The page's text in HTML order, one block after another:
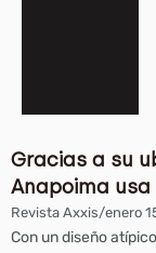
Gracias a su
Anapoima
Revista Axxis/enero
Con un diseño